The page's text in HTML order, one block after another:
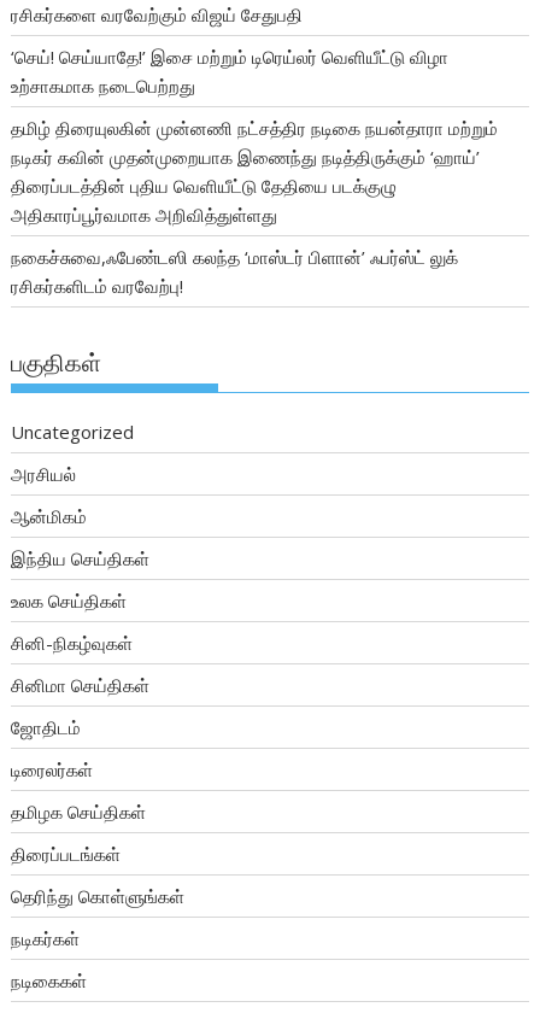
ரசிகர்களை வரவேற்கும் விஜய் சேதுபதி
‘செய்! செய்யாதே!’ இசை மற்றும் டிரெய்லர் வெளியீட்டு விழா
உற்சாகமாக நடைபெற்றது
தமிழ் திரையுலகின் முன்னணி நட்சத்திர நடிகை நயன்தாரா மற்றும்
நடிகர் கவின் முதன்முறையாக இணைந்து நடித்திருக்கும் ‘ஹாய்’
திரைப்படத்தின் புதிய வெளியீட்டு தேதியை படக்குழு
அதிகாரப்பூர்வமாக அறிவித்துள்ளது
நகைச்சுவை,ஃபேண்டஸி கலந்த ‘மாஸ்டர் பிளான்’ ஃபர்ஸ்ட் லுக்
ரசிகர்களிடம் வரவேற்பு!
பகுதிகள்
Uncategorized
அரசியல்
ஆன்மிகம்
இந்திய செய்திகள்
உலக செய்திகள்
சினி-நிகழ்வுகள்
சினிமா செய்திகள்
ஜோதிடம்
டிரைலர்கள்
தமிழக செய்திகள்
திரைப்படங்கள்
தெரிந்து கொள்ளுங்கள்
நடிகர்கள்
நடிகைகள்